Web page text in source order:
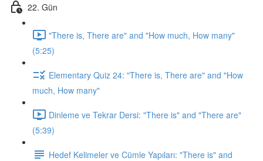
22. Gün
"There is, There are" and "How much, How many"
(5:25)
Elementary Quiz 24: "There is, There are" and "How
much, How many"
Dinleme ve Tekrar Dersi: "There is" and "There are"
(5:39)
Hedef Kelimeler ve Cümle Yapıları: "There is" and